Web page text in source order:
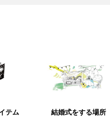
テム 結婚式をする場所